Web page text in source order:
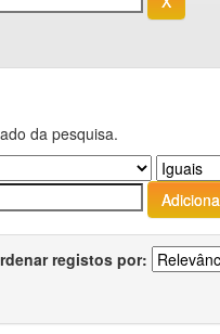
da pesquisa.
registos por: